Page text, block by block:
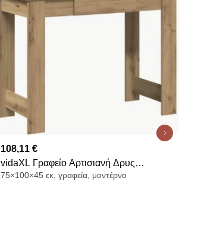
108,11 €
vidaXL Γραφείο Αρτισιανή Δρυς
100x45x75 εκ. από Επεξεργασμένο Ξύλο
75×100×45 εκ, γραφεία, μοντέρνο